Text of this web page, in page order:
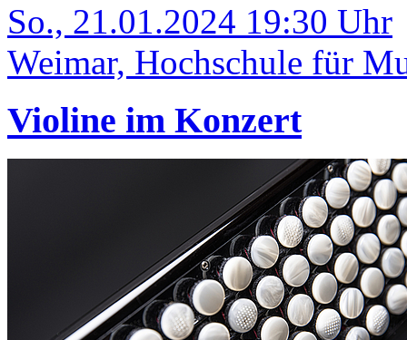
So., 21.01.2024 19:30 Uhr
Weimar, Hochschule für
Violine im Konzert